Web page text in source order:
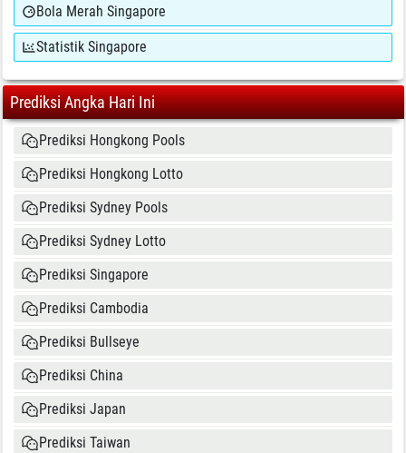
Bola Merah Singapore
Statistik Singapore
Prediksi Angka Hari Ini
Prediksi Hongkong Pools
Prediksi Hongkong Lotto
Prediksi Sydney Pools
Prediksi Sydney Lotto
Prediksi Singapore
Prediksi Cambodia
Prediksi Bullseye
Prediksi China
Prediksi Japan
Prediksi Taiwan